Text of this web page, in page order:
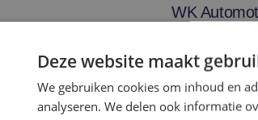
WK
Deze website maakt
We gebruiken cookies om inhoud en
analyseren. We delen ook informatie